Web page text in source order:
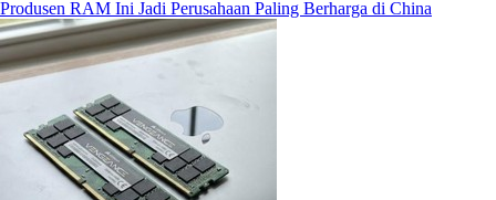
Produsen RAM Ini Jadi Perusahaan Paling Berharga di China